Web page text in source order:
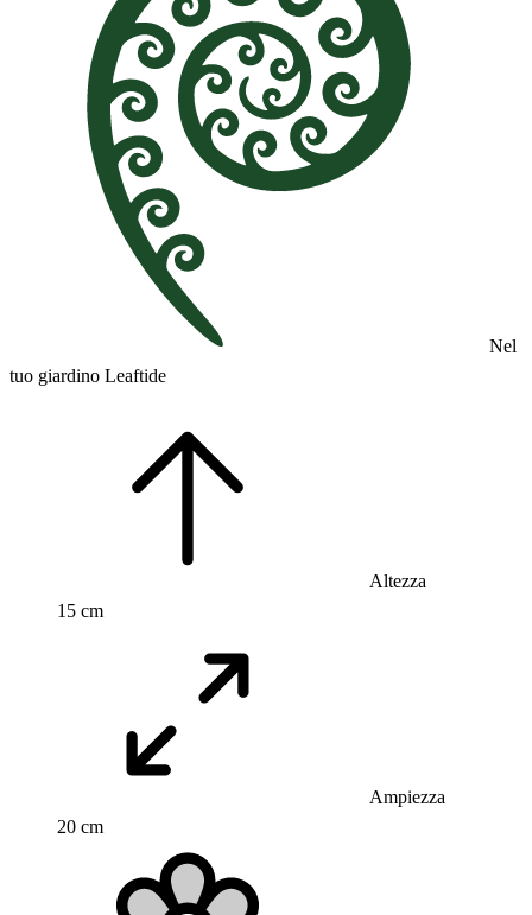
Nel
tuo giardino Leaftide
Altezza
15 cm
Ampiezza
20 cm